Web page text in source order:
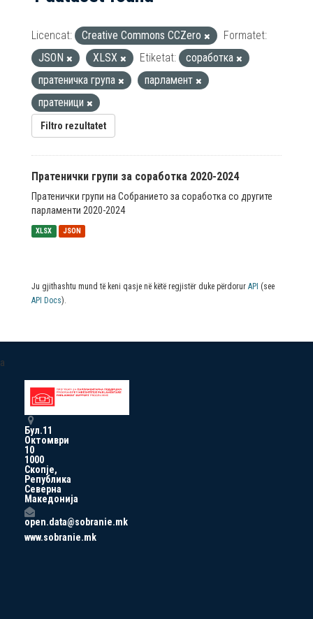
Licencat: Creative Commons CCZero
Formatet:
JSON
XLSX Etiketat:
соработка
пратеничка група
парламент
пратеници
Filtro rezultatet
Пратенички групи за соработка 2020-2024
Пратенички групи на Собранието за соработка со другите
парламенти 2020-2024
XLSX JSON
Ju gjithashtu mund të keni qasje në këtë regjistër duke përdorur API (see
API Docs).
a
Бул.11
Октомври
10
1000
Скопје,
Република
Северна
Македонија
open.data@sobranie.mk
www.sobranie.mk